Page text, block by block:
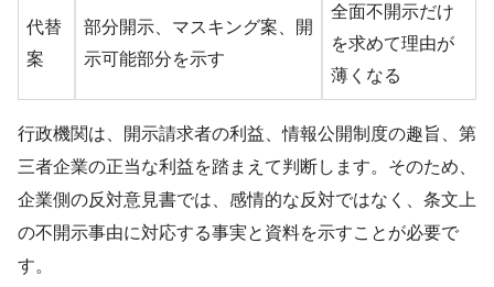
代替
案
部分開示、マスキング案、開
示可能部分を示す
全面不開示だけ
を求めて理由が
薄くなる
行政機関は、開示請求者の利益、情報公開制度の趣旨、第
三者企業の正当な利益を踏まえて判断します。そのため、
企業側の反対意見書では、感情的な反対ではなく、条文上
の不開示事由に対応する事実と資料を示すことが必要で
す。